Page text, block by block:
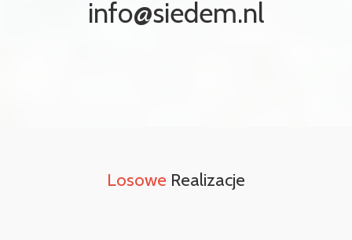
info@siedem.nl
Losowe Realizacje